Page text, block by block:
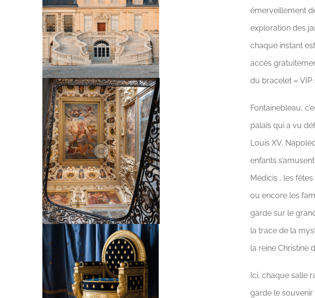
émerveillement
exploration des
chaque instant
accès
du bracelet « VIP
Fontainebleau,
palais qui a vu
Louis XV,
enfants
Médicis , les
ou encore les
garde sur le
la trace de la
la reine Christine
Ici, chaque salle
garde le souvenir